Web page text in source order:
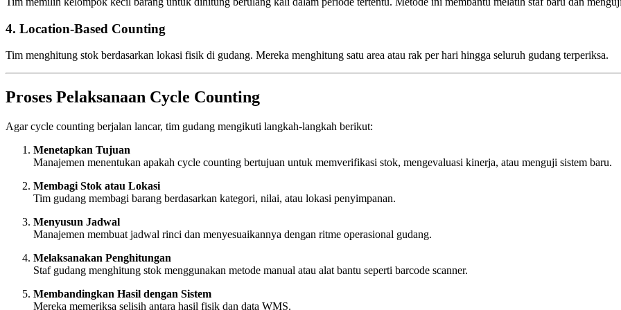
4. Location-Based Counting
Tim menghitung stok berdasarkan lokasi fisik di gudang. Mereka menghitung satu area atau rak per hari hingga seluruh gudang terperiksa.
Proses Pelaksanaan Cycle Counting
Agar cycle counting berjalan lancar, tim gudang mengikuti langkah-langkah berikut:
Menetapkan Tujuan
Manajemen menentukan apakah cycle counting bertujuan untuk memverifikasi stok, mengevaluasi kinerja, atau menguji sistem baru.
Membagi Stok atau Lokasi
Tim gudang membagi barang berdasarkan kategori, nilai, atau lokasi penyimpanan.
Menyusun Jadwal
Manajemen membuat jadwal rinci dan menyesuaikannya dengan ritme operasional gudang.
Melaksanakan Penghitungan
Staf gudang menghitung stok menggunakan metode manual atau alat bantu seperti barcode scanner.
Membandingkan Hasil dengan Sistem
Mereka memeriksa selisih antara hasil fisik dan data WMS.